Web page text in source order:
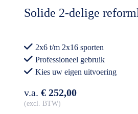
Solide 2-delige
2x6 t/m 2x16 sporten
Professioneel gebruik
Kies uw eigen uitvoering
v.a. € 252,00
excl. BTW